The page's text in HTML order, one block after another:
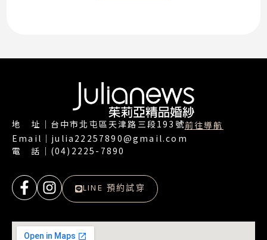
地 址｜台中市北屯區天津路三段193號前往導航
Email｜julia22257890@gmail.com
電 話｜(04)2225-7890
LINE 預約試穿